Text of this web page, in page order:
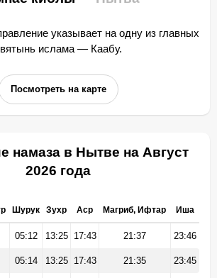
указывает на одну из главных
ислама — Каабу.
Посмотреть на карте
намаза в Нытве на Август
2026 года
Шурук Зухр Аср Магриб, Ифтар Иша
05:12 13:25 17:43 21:37 23:46
05:14 13:25 17:43 21:35 23:45